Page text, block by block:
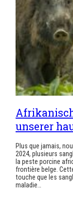
unserer
Plus que jamais,
2024, plusieurs
la peste porcine
frontière belge.
touche que les
maladie…